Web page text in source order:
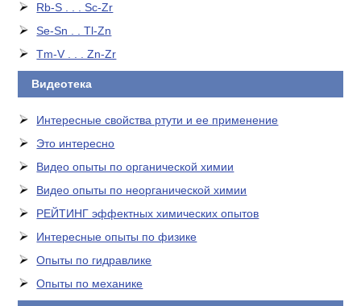
Rb-S . . . Sc-Zr
Se-Sn . . Tl-Zn
Tm-V . . . Zn-Zr
Видеотека
Интересные свойства ртути и ее применение
Это интересно
Видео опыты по органической химии
Видео опыты по неорганической химии
РЕЙТИНГ эффектных химических опытов
Интересные опыты по физике
Опыты по гидравлике
Опыты по механике